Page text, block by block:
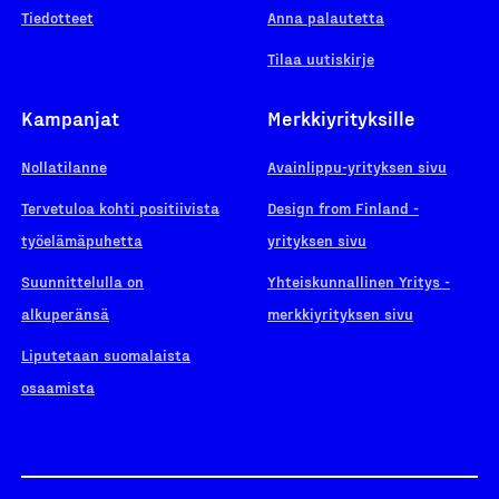
Tiedotteet Anna palautetta
Tilaa uutiskirje
Kampanjat
Nollatilanne
Tervetuloa kohti positiivista
työelämäpuhetta
Suunnittelulla on
alkuperänsä
Liputetaan suomalaista
osaamista
Merkkiyrityksille
Avainlippu-yrityksen sivu
Design from Finland -
yrityksen sivu
Yhteiskunnallinen Yritys -
merkkiyrityksen sivu